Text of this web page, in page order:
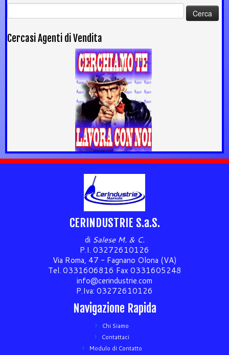
Ricerca
per:
Cercasi Agenti di Vendita
CERINDUSTRIE S.a.S.
di Salese M. & C.
P.I. 03272610126
Via Roma, 47 - Fagnano Olona (VA)
Tel. 0331606816 Fax 0331605248
info@cerindustrie.com
P.Iva: 03272610126
Navigazione Rapida
Chi Siamo
Contattaci
Modulo di Contatto